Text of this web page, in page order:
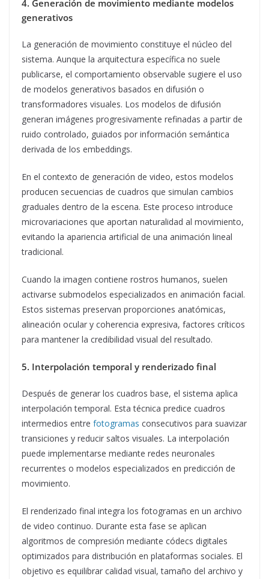
4. Generación de movimiento mediante modelos
generativos
La generación de movimiento constituye el núcleo del
sistema. Aunque la arquitectura específica no suele
publicarse, el comportamiento observable sugiere el uso
de modelos generativos basados en difusión o
transformadores visuales. Los modelos de difusión
generan imágenes progresivamente refinadas a partir de
ruido controlado, guiados por información semántica
derivada de los embeddings.
En el contexto de generación de video, estos modelos
producen secuencias de cuadros que simulan cambios
graduales dentro de la escena. Este proceso introduce
microvariaciones que aportan naturalidad al movimiento,
evitando la apariencia artificial de una animación lineal
tradicional.
Cuando la imagen contiene rostros humanos, suelen
activarse submodelos especializados en animación facial.
Estos sistemas preservan proporciones anatómicas,
alineación ocular y coherencia expresiva, factores críticos
para mantener la credibilidad visual del resultado.
5. Interpolación temporal y renderizado final
Después de generar los cuadros base, el sistema aplica
interpolación temporal. Esta técnica predice cuadros
intermedios entre fotogramas consecutivos para suavizar
transiciones y reducir saltos visuales. La interpolación
puede implementarse mediante redes neuronales
recurrentes o modelos especializados en predicción de
movimiento.
El renderizado final integra los fotogramas en un archivo
de video continuo. Durante esta fase se aplican
algoritmos de compresión mediante códecs digitales
optimizados para distribución en plataformas sociales. El
objetivo es equilibrar calidad visual, tamaño del archivo y